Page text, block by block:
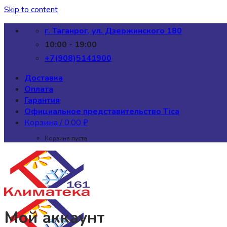
Skip to content
г. Таганрог, ул. Дзержинского 180
10:00 - 19:00
+7(908)5141900
Доставка
Оплата
Гарантия
Официальное представительство Tica
Корзина /0.00 ₽
Корзина пуста.
Мой аккаунт